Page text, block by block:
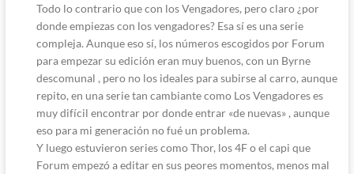
Todo lo contrario que con los Vengadores, pero claro ¿por
donde empiezas con los vengadores? Esa sí es una serie
compleja. Aunque eso sí, los números escogidos por Forum
para empezar su edición eran muy buenos, con un Byrne
descomunal , pero no los ideales para subirse al carro, aunque
repito, en una serie tan cambiante como Los Vengadores es
muy difícil encontrar por donde entrar «de nuevas» , aunque
eso para mi generación no fué un problema.
Y luego estuvieron series como Thor, los 4F o el capi que
Forum empezó a editar en sus peores momentos, menos mal